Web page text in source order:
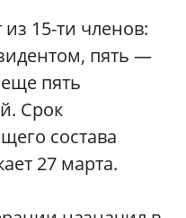
15-ти членов:
пять —
пять
Срок
состава
27 марта.